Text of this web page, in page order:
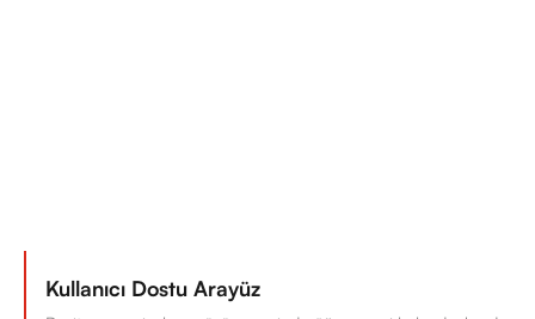
Kullanıcı Dostu Arayüz